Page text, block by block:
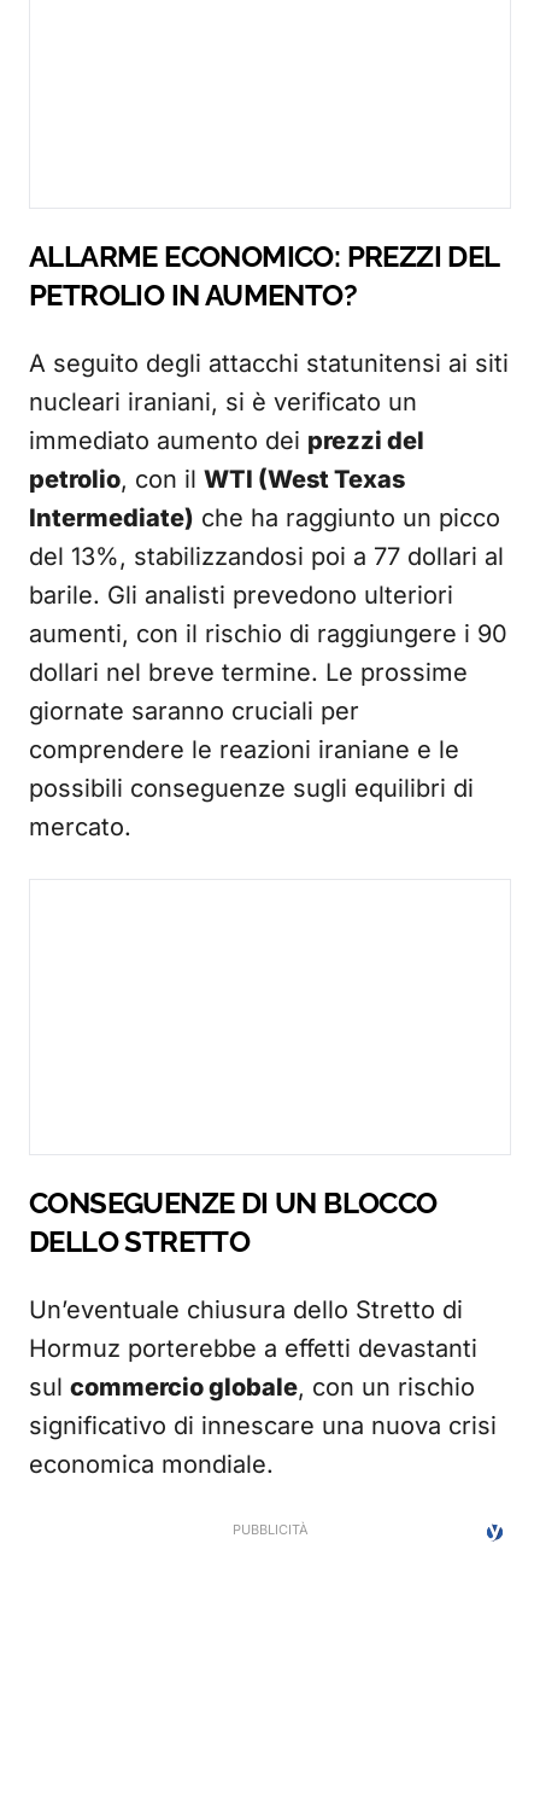
ALLARME ECONOMICO: PREZZI DEL
PETROLIO IN AUMENTO?
A seguito degli attacchi statunitensi ai siti
nucleari iraniani, si è verificato un
immediato aumento dei prezzi del
petrolio, con il WTI (West Texas
Intermediate) che ha raggiunto un picco
del 13%, stabilizzandosi poi a 77 dollari al
barile. Gli analisti prevedono ulteriori
aumenti, con il rischio di raggiungere i 90
dollari nel breve termine. Le prossime
giornate saranno cruciali per
comprendere le reazioni iraniane e le
possibili conseguenze sugli equilibri di
mercato.
CONSEGUENZE DI UN BLOCCO
DELLO STRETTO
Un’eventuale chiusura dello Stretto di
Hormuz porterebbe a effetti devastanti
sul commercio globale, con un rischio
significativo di innescare una nuova crisi
economica mondiale.